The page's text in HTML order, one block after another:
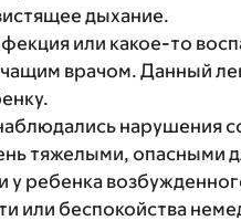
дыхание.
или какое-то
врачом. Данный
нарушения
тяжелыми, опасными
ребенка
или беспокойства